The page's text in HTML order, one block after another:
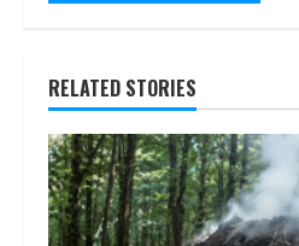
RELATED STORIES